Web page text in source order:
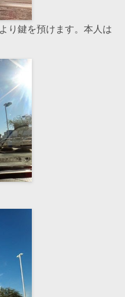
り鍵を預けます。本人は